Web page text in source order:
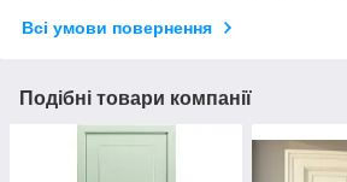
Всі умови повернення
Подібні товари компанії